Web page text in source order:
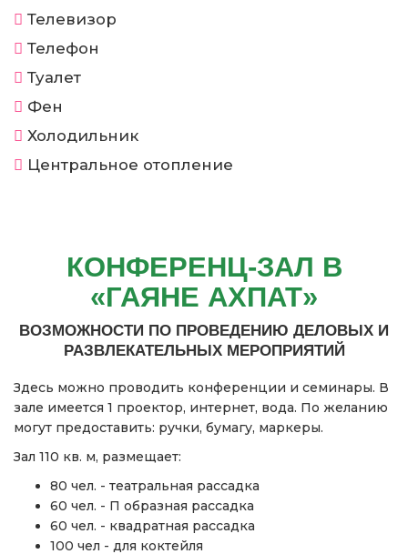
Телевизор
Телефон
Туалет
Фен
Холодильник
Центральное отопление
КОНФЕРЕНЦ-ЗАЛ В
«ГАЯНЕ АХПАТ»
ВОЗМОЖНОСТИ ПО ПРОВЕДЕНИЮ ДЕЛОВЫХ И
РАЗВЛЕКАТЕЛЬНЫХ МЕРОПРИЯТИЙ
Здесь можно проводить конференции и семинары. В
зале имеется 1 проектор, интернет, вода. По желанию
могут предоставить: ручки, бумагу, маркеры.
Зал 110 кв. м, размещает:
80 чел. - театральная рассадка
60 чел. - П образная рассадка
60 чел. - квадратная рассадка
100 чел - для коктейля